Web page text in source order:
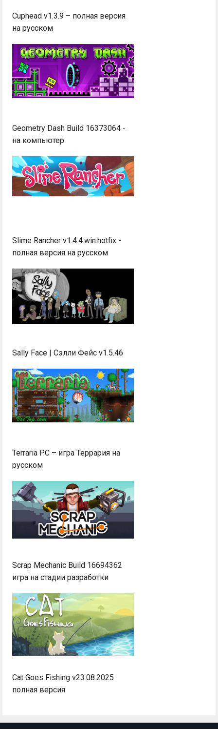
Cuphead v1.3.9 – полная версия
на русском
Geometry Dash Build 16373064 -
на компьютер
Slime Rancher v1.4.4.win.hotfix -
полная версия на русском
Sally Face | Сэлли Фейс v1.5.46
Terraria PC – игра Террария на
русском
Scrap Mechanic Build 16694362
игра на стадии разработки
Cat Goes Fishing v23.08.2025
полная версия